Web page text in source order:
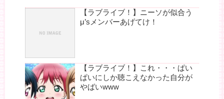
【ラブライブ！】ニーソが似合う
μ’sメンバーあげてけ！
【ラブライブ！】これ・・・ぱい
ぱいにしか聴こえなかった自分が
やばいwww